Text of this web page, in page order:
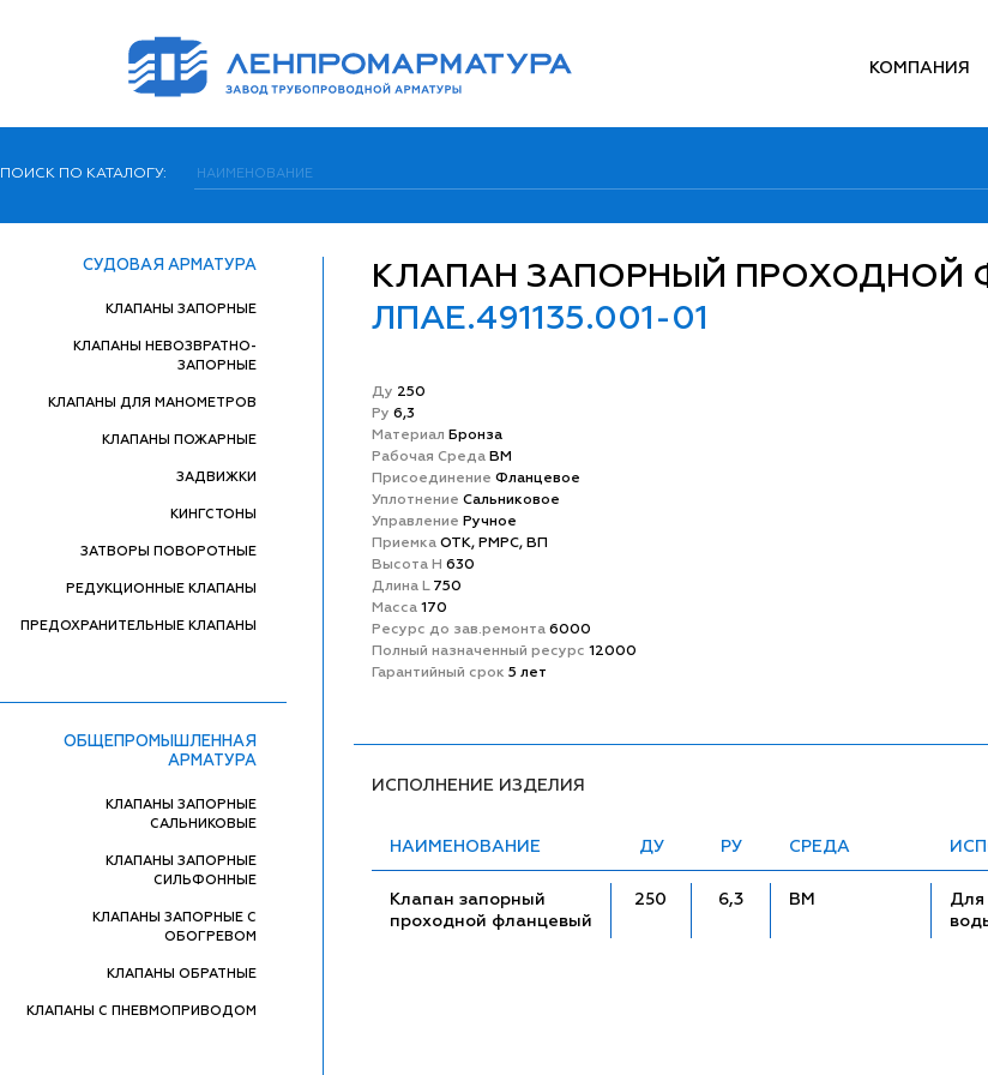
КОМПАНИЯ
ПОИСК ПО КАТАЛОГУ:
СУДОВАЯ АРМАТУРА
КЛАПАНЫ ЗАПОРНЫЕ
КЛАПАНЫ НЕВОЗВРАТНО-
ЗАПОРНЫЕ
КЛАПАНЫ ДЛЯ МАНОМЕТРОВ
КЛАПАНЫ ПОЖАРНЫЕ
ЗАДВИЖКИ
КИНГСТОНЫ
ЗАТВОРЫ ПОВОРОТНЫЕ
РЕДУКЦИОННЫЕ КЛАПАНЫ
ПРЕДОХРАНИТЕЛЬНЫЕ КЛАПАНЫ
ОБЩЕПРОМЫШЛЕННАЯ
АРМАТУРА
КЛАПАНЫ ЗАПОРНЫЕ
САЛЬНИКОВЫЕ
КЛАПАНЫ ЗАПОРНЫЕ
СИЛЬФОННЫЕ
КЛАПАНЫ ЗАПОРНЫЕ С
ОБОГРЕВОМ
КЛАПАНЫ ОБРАТНЫЕ
КЛАПАНЫ С ПНЕВМОПРИВОДОМ
КЛАПАН ЗАПОРНЫЙ ПРОХОДНОЙ
ЛПАЕ.491135.001-01
Ду 250
Ру 6,3
Матeриал Бронза
Рабочая Среда ВМ
Присоединение Фланцевое
Уплотнение Сальниковое
Управление Ручное
Приемка ОТК, РМРС, ВП
Высота H 630
Длина L 750
Масса 170
Ресурс до зав.ремонта 6000
Полный назначенный ресурс 12000
Гарантийный срок 5 лет
ИСПОЛНЕНИЕ ИЗДЕЛИЯ
НАИМЕНОВАНИЕ ДУ РУ СРЕДА
Клапан запорный
проходной фланцевый
250 6,3 ВМ
Для